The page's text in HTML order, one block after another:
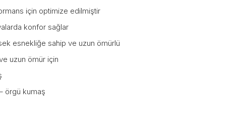
için optimize edilmiştir
konfor sağlar
esnekliğe sahip ve uzun ömürlü
uzun ömür için
örgü kumaş